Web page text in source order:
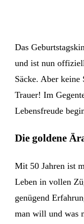
Das
und ist nun
Säcke. Aber
Trauer! Im
Lebensfreude
Die goldene
Mit 50 Jahren ist
Leben in vollen
genügend
man will und was